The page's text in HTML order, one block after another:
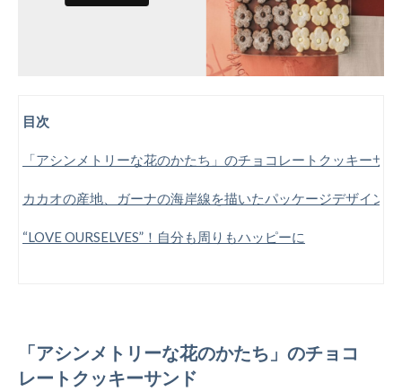
目次
「アシンメトリーな花のかたち」のチョコレートクッキーサ
カカオの産地、ガーナの海岸線を描いたパッケージデザイン
“LOVE OURSELVES”！自分も周りもハッピーに
「アシンメトリーな花のかたち」のチョコ
レートクッキーサンド